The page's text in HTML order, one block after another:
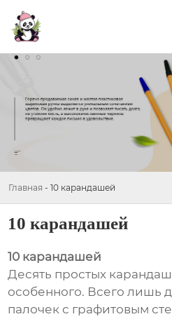
Главная - 10 карандашей
10 карандашей
10 карандашей
Десять простых
особенного. Всего лишь
палочек с графитовым